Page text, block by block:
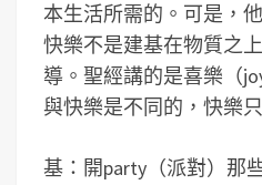
本生活所需的。可是，
快樂不是建基在物質之
導。聖經講的是喜樂（
與快樂是不同的，快樂
基：開party（派對）那